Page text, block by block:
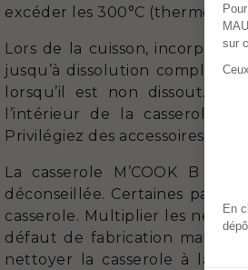
excéder les 300°C (thermostat
Lors de la cuisson,
jusqu’à dissolution
lorsqu’il est non dissout. Il
l’intérieur de la casserole,
Privilégiez des accessoires en
La casserole M’COOK B
déconseillée. Certaines
casserole. Multiplier les
défaut de fabrication mais de
nettoyer la casserole à la